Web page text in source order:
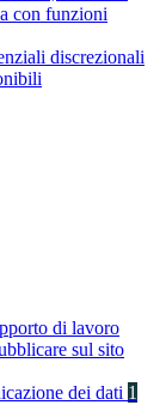
con funzioni
discrezionali
di lavoro
sul sito
dei dati 1